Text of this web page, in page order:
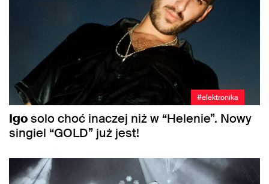
#elektronika
Igosolo choć inaczej niż w “Helenie”. Nowy
singiel “GOLD” już jest!